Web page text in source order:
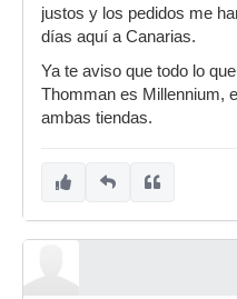
justos y los pedidos me
días aquí a Canarias.
Ya te aviso que todo lo
Thomman es Millennium,
ambas tiendas.